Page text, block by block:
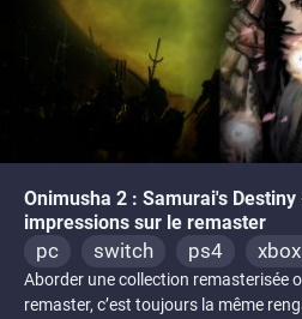
Onimusha 2 : Samurai's
impressions sur le remaster
pc switch ps4
Aborder une collection remasterisée
remaster, c’est toujours la même